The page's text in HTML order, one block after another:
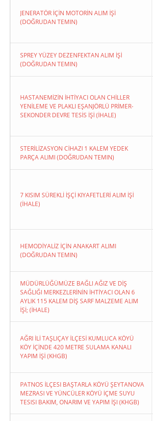
JENERATÖR İÇİN MOTORİN ALIM İŞİ
(DOĞRUDAN TEMIN)
SPREY YÜZEY DEZENFEKTAN ALIM İŞİ
(DOĞRUDAN TEMIN)
HASTANEMİZİN İHTİYACI OLAN CHİLLER
YENİLEME VE PLAKLI EŞANJÖRLÜ PRİMER-
SEKONDER DEVRE TESİS İŞİ (İHALE)
STERİLİZASYON CİHAZI 1 KALEM YEDEK
PARÇA ALIMI (DOĞRUDAN TEMIN)
7 KISIM SÜREKLİ İŞÇİ KIYAFETLERİ ALIM İŞİ
(İHALE)
HEMODİYALİZ İÇİN ANAKART ALIMI
(DOĞRUDAN TEMIN)
MÜDÜRLÜĞÜMÜZE BAĞLI AĞIZ VE DİŞ
SAĞLIĞI MERKEZLERİNİN İHTİYACI OLAN 6
AYLIK 115 KALEM DİŞ SARF MALZEME ALIM
İŞİ; (İHALE)
AĞRI İLİ TAŞLIÇAY İLÇESİ KUMLUCA KÖYÜ
KÖY İÇİNDE 420 METRE SULAMA KANALI
YAPIM İŞİ (KHGB)
PATNOS İLÇESI BAŞTARLA KÖYÜ ŞEYTANOVA
MEZRASI VE YÜNCÜLER KÖYÜ İÇME SUYU
TESISI BAKIM, ONARIM VE YAPIM İŞI (KHGB)